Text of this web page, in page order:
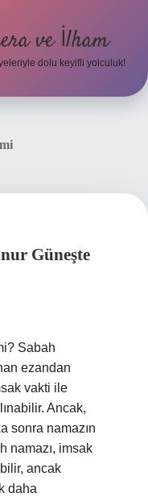
ve İlham
dolu keyifli yolculuk!
Güneşte
Sabah
ezandan
vakti ile
Ancak,
sonra namazın
namazı, imsak
ancak
daha